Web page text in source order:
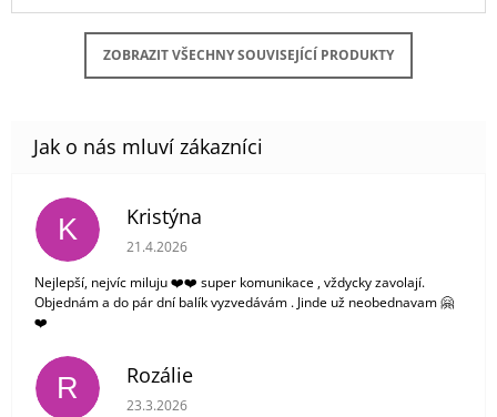
ZOBRAZIT VŠECHNY SOUVISEJÍCÍ PRODUKTY
K Kristýna
Hodnocení obchodu je 5 z 5 hvězdiček.
21.4.2026
Nejlepší, nejvíc miluju ❤️❤️ super komunikace , vždycky zavolají.
Objednám a do pár dní balík vyzvedávám . Jinde už neobednavam 🤗
❤️
R Rozálie
Hodnocení obchodu je 3 z 5 hvězdiček.
23.3.2026